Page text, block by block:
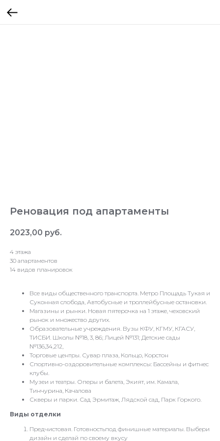
Реновация под апартаменты
2023,00 руб.
4 этажа
30 апартаментов
14 видов планировок
Все виды общественного транспорта. Метро Площадь Тукая и
Суконная слобода, Автобусные и троллейбусные остановки.
Магазины и рынки. Новая пятерочка на 1 этаже, чеховский
рынок и множество других.
Образовательные учреждения. Вузы КФУ, КГМУ, КГАСУ,
ТИСБИ. Школы №18, 3, 86; Лицей №131; Детские сады
№136,34,212,
Торговые центры. Сувар плаза, Кольцо, Корстон
Спортивно-оздоровительные комплексы: Бассейны и фитнес
клубы.
Музеи и театры. Оперы и балета, Экият, им. Камала,
Тинчурина, Качалова
Скверы и парки. Сад Эрмитаж, Лядской сад, Парк Горкого.
Виды отделки
Предчистовая. Готовностьпод финишные материалы. Выбери
дизайн и сделай по своему вкусу